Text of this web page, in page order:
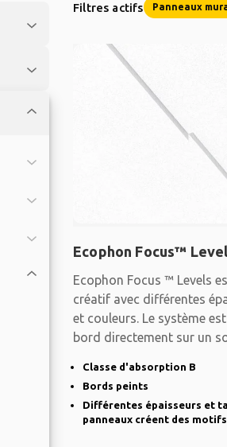
Filtres actifs
Ecophon Focus™
Ecophon Focus ™ Levels
créatif avec différentes
et couleurs. Le système
bord directement sur un
Classe d'absorption B
Bords peints
Différentes épaisseurs et
panneaux créent des